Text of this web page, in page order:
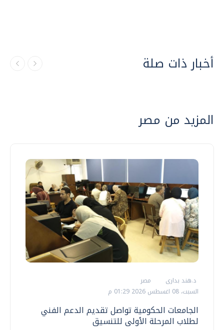
أخبار ذات صلة
المزيد من مصر
د.هند بدارى
مصر
السبت، 08 اغسطس 2026 01:29 م
الجامعات الحكومية تواصل تقديم الدعم الفني
لطلاب المرحلة الأولى للتنسيق